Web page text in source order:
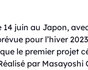
juin au Japon,
pour l’hiver
le premier projet
par Masayoshi